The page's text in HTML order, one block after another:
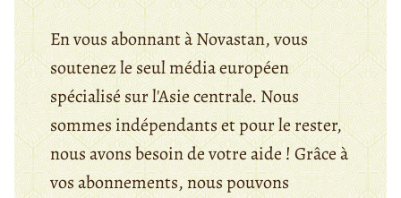
En vous abonnant à Novastan, vous
soutenez le seul média européen
spécialisé sur l'Asie centrale. Nous
sommes indépendants et pour le rester,
nous avons besoin de votre aide ! Grâce à
vos abonnements, nous pouvons